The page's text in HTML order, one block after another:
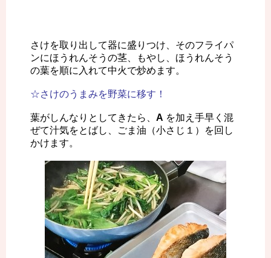
さけを取り出して器に盛りつけ、そのフライパ
ンにほうれんそうの茎、もやし、ほうれんそう
の葉を順に入れて中火で炒めます。
☆さけのうまみを野菜に移す！
葉がしんなりとしてきたら、 A を加え手早く混
ぜて汁気をとばし、ごま油（小さじ１）を回し
かけます。